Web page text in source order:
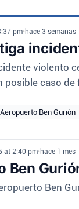
pm• hace 3 semanas
violento
posible caso de
Aeropuerto Ben Gurión
at 2:40 pm• hace 1 mes
Ben
Ben